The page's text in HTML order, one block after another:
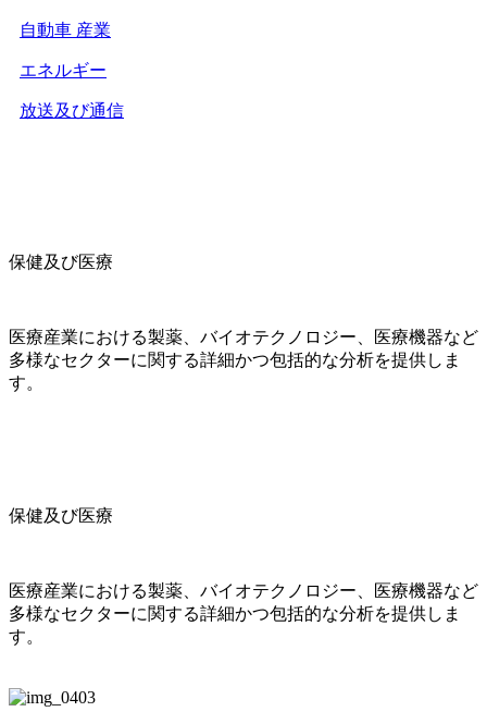
自動車 産業
エネルギー
放送及び通信
保健及び医療
医療産業における製薬、バイオテクノロジー、医療機器など
多様なセクターに関する詳細かつ包括的な分析を提供しま
す。
保健及び医療
医療産業における製薬、バイオテクノロジー、医療機器など
多様なセクターに関する詳細かつ包括的な分析を提供しま
す。